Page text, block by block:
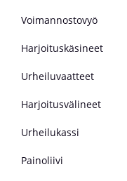
Voimannostovyö
Harjoituskäsineet
Urheiluvaatteet
Harjoitusvälineet
Urheilukassi
Painoliivi